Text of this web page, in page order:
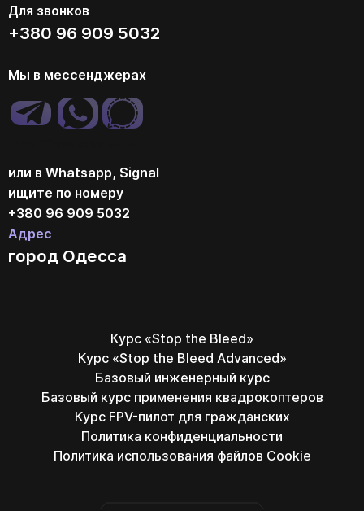
Курс «Stop the Bleed»
Курс «Stop the Bleed Advanced»
Базовый инженерный курс
Базовый курс применения квадрокоптеров
Курс FPV-пилот для гражданских
Политика конфиденциальности
Политика использования файлов Cookie
Для звонков
+380 96 909 5032
Мы в мессенджерах
или в Whatsapp, Signal
ищите по номеру
+380 96 909 5032
Адрес
город Одесса